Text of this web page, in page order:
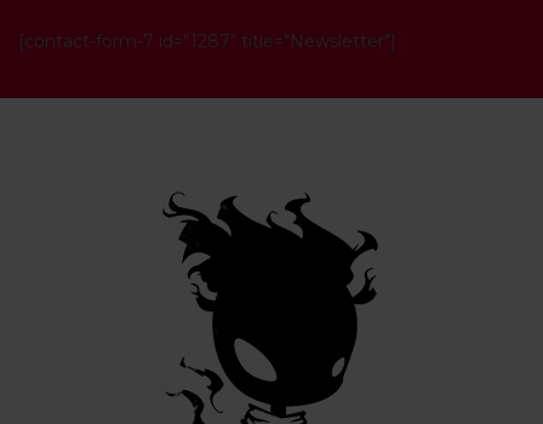
[contact-form-7 id="1287" title="Newsletter"]